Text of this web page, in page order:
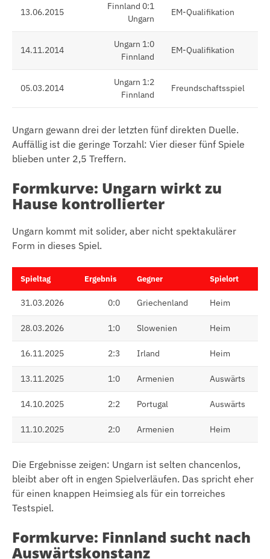
13.06.2015
Finnland 0:1
Ungarn
EM-Qualifikation
14.11.2014
Ungarn 1:0
Finnland
EM-Qualifikation
05.03.2014
Ungarn 1:2
Finnland
Freundschaftsspiel
Ungarn gewann drei der letzten fünf direkten Duelle.
Auffällig ist die geringe Torzahl: Vier dieser fünf Spiele
blieben unter 2,5 Treffern.
Formkurve: Ungarn wirkt zu
Hause kontrollierter
Ungarn kommt mit solider, aber nicht spektakulärer
Form in dieses Spiel.
Spieltag Ergebnis Gegner Spielort
31.03.2026 0:0 Griechenland Heim
28.03.2026 1:0 Slowenien Heim
16.11.2025 2:3 Irland Heim
13.11.2025 1:0 Armenien Auswärts
14.10.2025 2:2 Portugal Auswärts
11.10.2025 2:0 Armenien Heim
Die Ergebnisse zeigen: Ungarn ist selten chancenlos,
bleibt aber oft in engen Spielverläufen. Das spricht eher
für einen knappen Heimsieg als für ein torreiches
Testspiel.
Formkurve: Finnland sucht nach
Auswärtskonstanz